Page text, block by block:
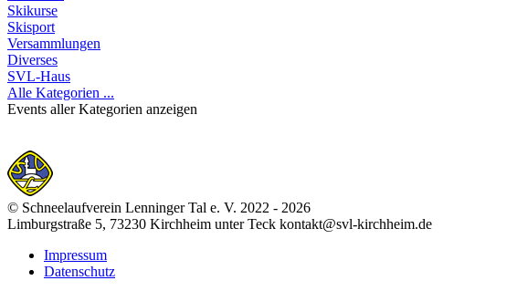
Skikurse
Skisport
Versammlungen
Diverses
SVL-Haus
Alle Kategorien ...
Events aller Kategorien anzeigen
© Schneelaufverein Lenninger Tal e. V. 2022 - 2026
Limburgstraße 5, 73230 Kirchheim unter Teck kontakt@svl-kirchheim.de
Impressum
Datenschutz